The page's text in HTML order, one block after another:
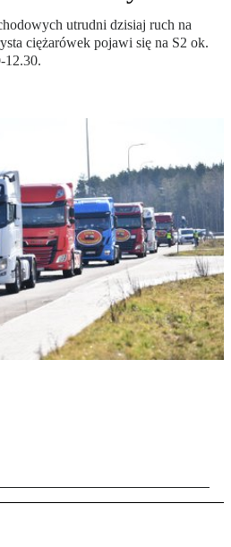
utrudni dzisiaj ruch na
ciężarówek pojawi się na S2 ok.
12.30.